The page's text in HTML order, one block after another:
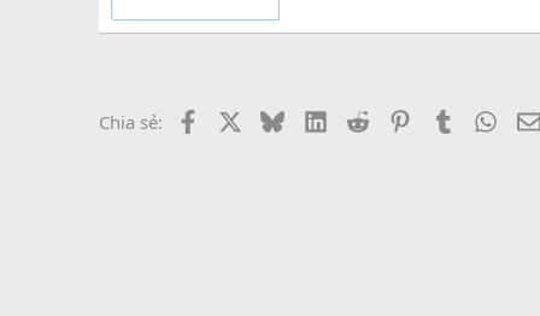
Chia sẻ: Facebook BlueskyLinkedIn
Reddit PinterestTumblr